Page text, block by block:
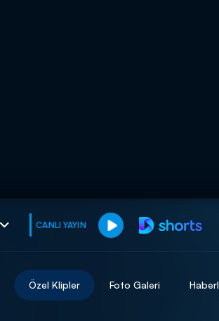
CANLI YAYIN
muhteşem ikili
Özel Klipler Foto Galeri